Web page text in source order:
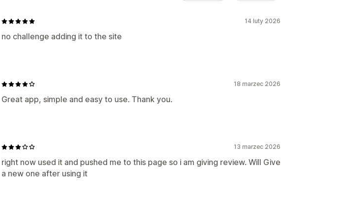
14 luty 2026
no challenge adding it to the site
18 marzec 2026
Great app, simple and easy to use. Thank you.
13 marzec 2026
right now used it and pushed me to this page so i am giving review. Will Give
a new one after using it